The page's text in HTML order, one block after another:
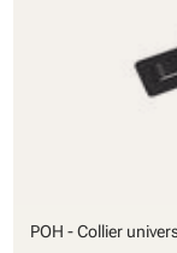
POH - Collier